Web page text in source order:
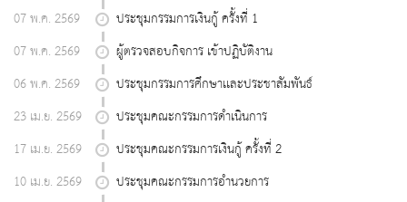
07 พ.ค. 2569
ประชุมกรรมการเงินกู้ ครั้งที่ 1
07 พ.ค. 2569
ผู้ตรวจสอบกิจการ เข้าปฏิบัติงาน
06 พ.ค. 2569
ประชุมกรรมการศึกษาเเละประชาสัมพันธ์
23 เม.ย. 2569
ประชุมคณะกรรมการดำเนินการ
17 เม.ย. 2569
ประชุมคณะกรรมการเงินกู้ ครั้งที่ 2
10 เม.ย. 2569
ประชุมคณะกรรมการอำนวยการ